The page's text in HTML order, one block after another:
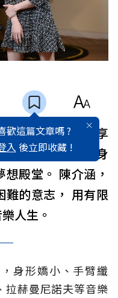
歡這篇文章嗎 ?
入 後立即收藏 !
條件不足，成為享
文都不會，卻隻身
殿堂。 陳介涵，
難的意志， 用有限
人生。
身形嬌小、手臂纖
拉赫曼尼諾夫等音樂